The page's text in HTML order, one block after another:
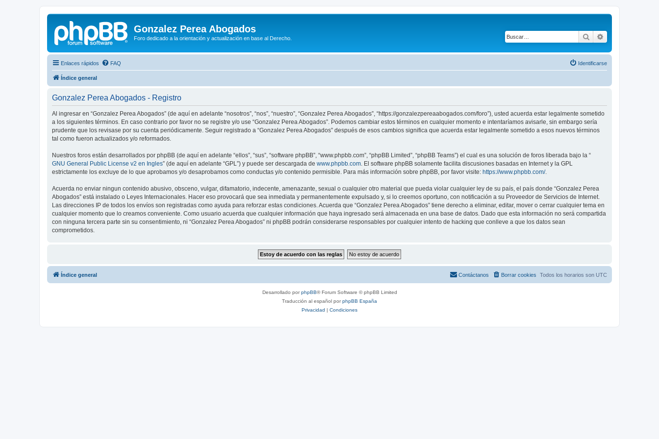
Gonzalez Perea Abogados
Foro dedicado a la orientación y actualización en base al Derecho. Buscar
Enlaces rápidos FAQ Identificarse
Índice general
Gonzalez Perea Abogados - Registro
Al ingresar en “Gonzalez Perea Abogados” (de aquí en adelante “nosotros”, “nos”, “nuestro”, “Gonzalez Perea Abogados”, “https://gonzalezpereaabogados.com/foro”), usted acuerda estar legalmente sometido
a los siguientes términos. En caso contrario por favor no se registre y/o use “Gonzalez Perea Abogados”. Podemos cambiar estos términos en cualquier momento e intentaríamos avisarle, sin embargo sería
prudente que los revisase por su cuenta periódicamente. Seguir registrado a “Gonzalez Perea Abogados” después de esos cambios significa que acuerda estar legalmente sometido a esos nuevos términos
tal como fueron actualizados y/o reformados.
Nuestros foros están desarrollados por phpBB (de aquí en adelante “ellos”, “sus”, “software phpBB”, “www.phpbb.com”, “phpBB Limited”, “phpBB Teams”) el cual es una solución de foros liberada bajo la “
GNU General Public License v2 en Ingles” (de aquí en adelante “GPL”) y puede ser descargada de www.phpbb.com . El software phpBB solamente facilita discusiones basadas en Internet y la GPL
estrictamente los excluye de lo que aprobamos y/o desaprobamos como conductas y/o contenido permisible. Para más información sobre phpBB, por favor visite: https://www.phpbb.com/.
Acuerda no enviar ningun contenido abusivo, obsceno, vulgar, difamatorio, indecente, amenazante, sexual o cualquier otro material que pueda violar cualquier ley de su país, el país donde “Gonzalez Perea
Abogados” está instalado o Leyes Internacionales. Hacer eso provocará que sea inmediata y permanentemente expulsado y, si lo creemos oportuno, con notificación a su Proveedor de Servicios de Internet.
Las direcciones IP de todos los envíos son registradas como ayuda para reforzar estas condiciones. Acuerda que “Gonzalez Perea Abogados” tiene derecho a eliminar, editar, mover o cerrar cualquier tema en
cualquier momento que lo creamos conveniente. Como usuario acuerda que cualquier información que haya ingresado será almacenada en una base de datos. Dado que esta información no será compartida
con ninguna tercera parte sin su consentimiento, ni “Gonzalez Perea Abogados” ni phpBB podrán considerarse responsables por cualquier intento de hacking que conlleve a que los datos sean
comprometidos.
Índice general Todos los horarios son UTC
Borrar cookies
Contáctanos
Desarrollado porphpBB® Forum Software © phpBB Limited
Traducción al español porphpBB España
Privacidad | Condiciones